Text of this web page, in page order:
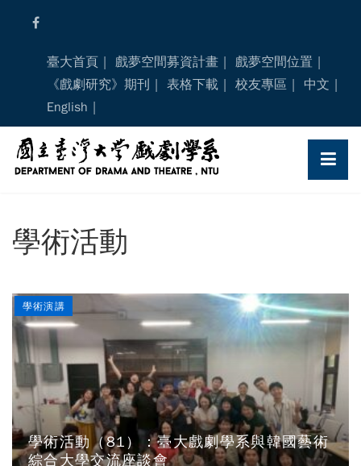
臺大首頁 戲夢空間募資計畫
戲夢空間位置
《戲劇研究》期刊
表格下載 校友專區
中文
English
學術活動
學術活動（81）：臺大戲劇學系與韓國藝術
綜合大學交流座談會
學術演講